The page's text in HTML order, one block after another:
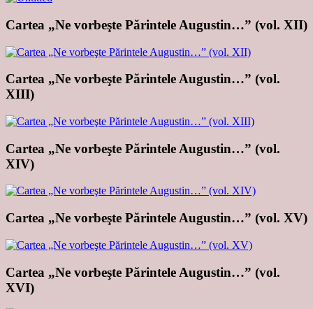
Cartea „Ne vorbeşte Părintele Augustin…” (vol. XII)
Cartea „Ne vorbeşte Părintele Augustin…” (vol.
XIII)
Cartea „Ne vorbeşte Părintele Augustin…” (vol.
XIV)
Cartea „Ne vorbeşte Părintele Augustin…” (vol. XV)
Cartea „Ne vorbeşte Părintele Augustin…” (vol.
XVI)